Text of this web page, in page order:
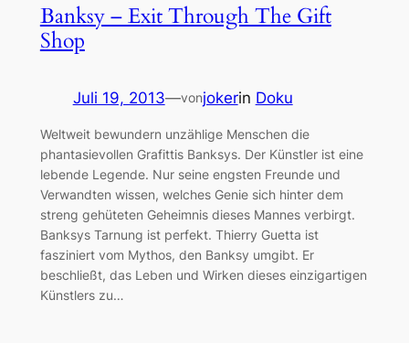
Banksy – Exit Through The Gift
Shop
Juli 19, 2013—vonjokerin Doku
Weltweit bewundern unzählige Menschen die
phantasievollen Grafittis Banksys. Der Künstler ist eine
lebende Legende. Nur seine engsten Freunde und
Verwandten wissen, welches Genie sich hinter dem
streng gehüteten Geheimnis dieses Mannes verbirgt.
Banksys Tarnung ist perfekt. Thierry Guetta ist
fasziniert vom Mythos, den Banksy umgibt. Er
beschließt, das Leben und Wirken dieses einzigartigen
Künstlers zu…